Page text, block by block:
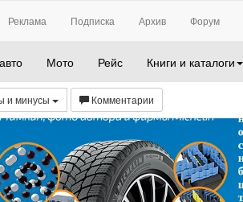
Реклама Подписка Архив Форум
Мото Рейс Книги и каталоги
и минусы Комментарии